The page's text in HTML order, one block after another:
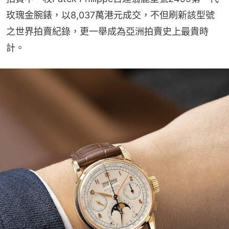
玫瑰金腕錶，以8,037萬港元成交，不但刷新該型號
之世界拍賣紀錄，更一舉成為亞洲拍賣史上最貴時
計。